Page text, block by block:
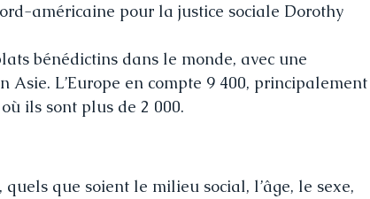
américaine pour la justice sociale Dorothy
bénédictins dans le monde, avec une
L’Europe en compte 9 400, principalement
ils sont plus de 2 000.
que soient le milieu social, l’âge, le sexe,